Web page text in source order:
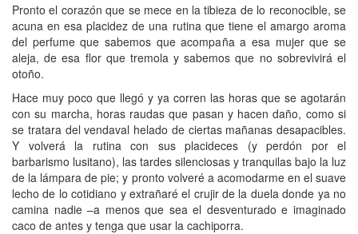
Pronto el corazón que se mece en la tibieza de lo reconocible, se
acuna en esa placidez de una rutina que tiene el amargo aroma
del perfume que sabemos que acompaña a esa mujer que se
aleja, de esa flor que tremola y sabemos que no sobrevivirá el
otoño.
Hace muy poco que llegó y ya corren las horas que se agotarán
con su marcha, horas raudas que pasan y hacen daño, como si
se tratara del vendaval helado de ciertas mañanas desapacibles.
Y volverá la rutina con sus placideces (y perdón por el
barbarismo lusitano), las tardes silenciosas y tranquilas bajo la luz
de la lámpara de pie; y pronto volveré a acomodarme en el suave
lecho de lo cotidiano y extrañaré el crujir de la duela donde ya no
camina nadie –a menos que sea el desventurado e imaginado
caco de antes y tenga que usar la cachiporra.